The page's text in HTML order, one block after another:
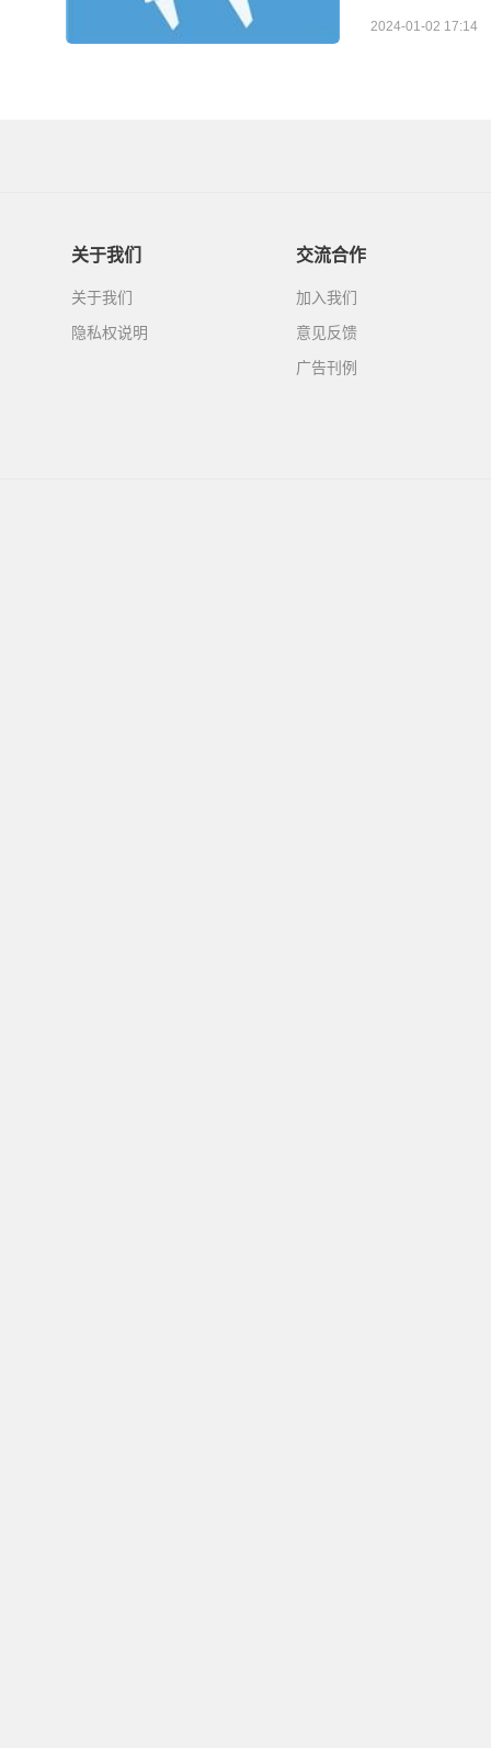
2024-01-02 17:14
关于我们
关于我们
隐私权说明
交流合作
加入我们
意见反馈
广告刊例